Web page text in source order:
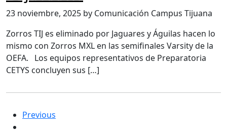
23 noviembre, 2025 by Comunicación Campus Tijuana
Zorros TIJ es eliminado por Jaguares y Águilas hacen lo
mismo con Zorros MXL en las semifinales Varsity de la
OEFA. Los equipos representativos de Preparatoria
CETYS concluyen sus […]
Previous